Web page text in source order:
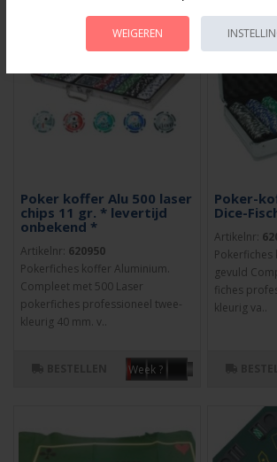
Poker koffer Alu 500 laser
chips 11 gr. * levertijd
onbekend *
Artikelnr: 620950
Pokerfiches koffer Aluminium.
Compleet met 500 Laser
pokerfiches professioneel twee-
kleurig 40 mm. v..
Week ?
Poker-
Dice-
Artikelnr:
gevuld
fiches
kleurig va..
WEIGEREN